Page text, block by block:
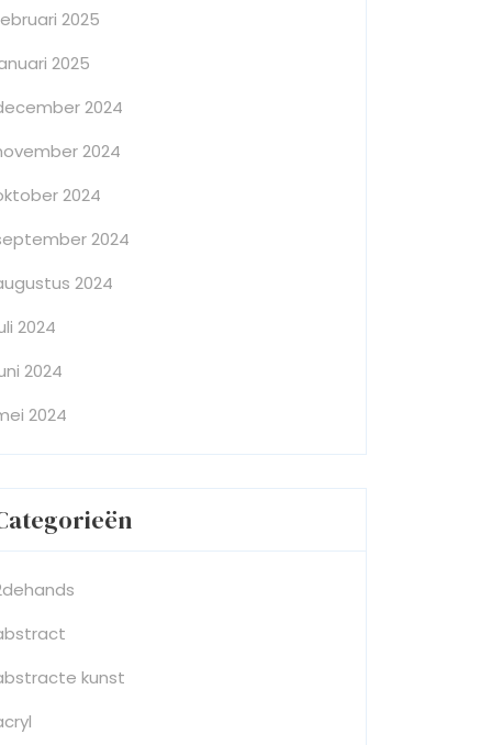
2025
2025
2024
2024
2024
2024
2024
2024
2024
2024
kunst